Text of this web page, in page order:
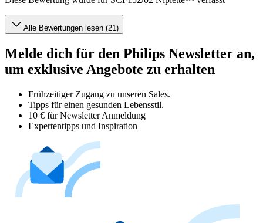
Alle Bewertungen lesen (21)
Melde dich für den Philips Newsletter an,
um exklusive Angebote zu erhalten
Frühzeitiger Zugang zu unseren Sales.
Tipps für einen gesunden Lebensstil.
10 € für Newsletter Anmeldung
Expertentipps und Inspiration